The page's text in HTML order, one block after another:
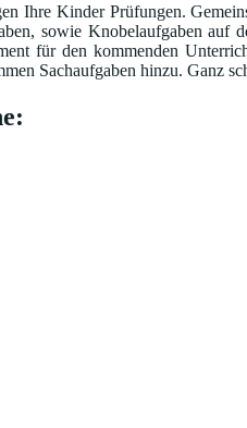
Ihre Kinder Prüfungen.
sowie Knobelaufgaben
für den kommenden
Sachaufgaben hinzu. Ganz